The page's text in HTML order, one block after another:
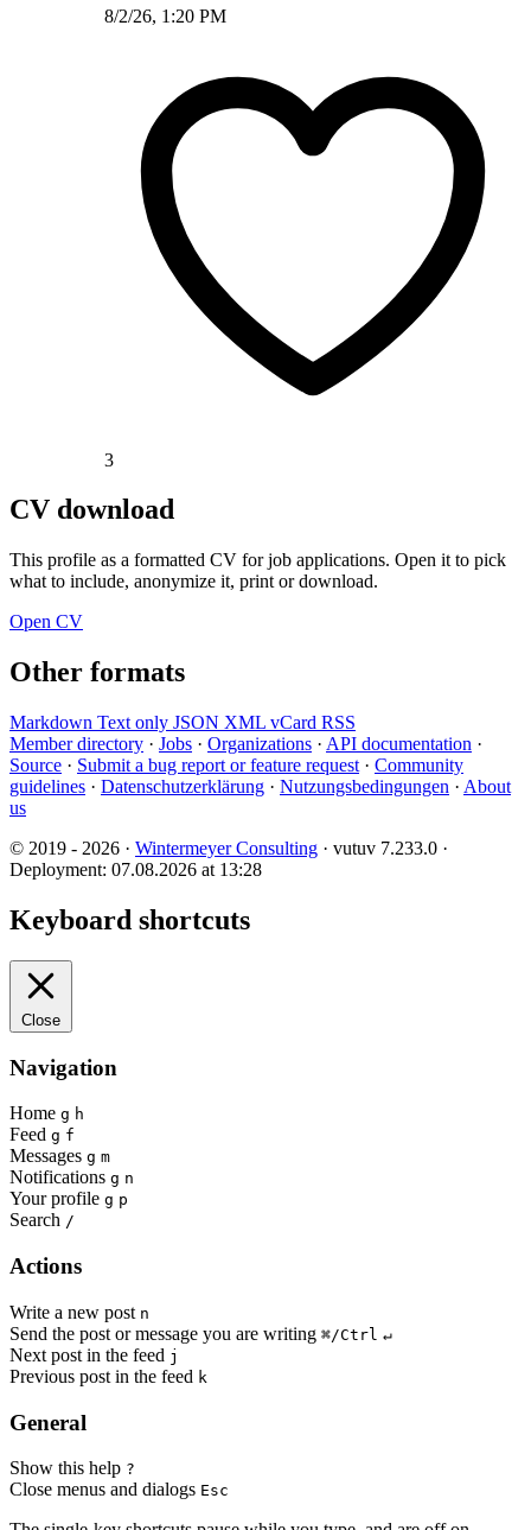
8/2/26, 1:20 PM
3
CV download
This profile as a formatted CV for job applications. Open it to pick
what to include, anonymize it, print or download.
Open CV
Other formats
Markdown Text only JSON XML vCard RSS
Member directory · Jobs · Organizations · API documentation ·
Source · Submit a bug report or feature request · Community
guidelines · Datenschutzerklärung · Nutzungsbedingungen · About
us
© 2019 - 2026 · Wintermeyer Consulting · vutuv 7.233.0 ·
Deployment: 07.08.2026 at 13:28
Keyboard shortcuts
Close
Navigation
Home g h
Feed g f
Messages g m
Notifications g n
Your profile g p
Search /
Actions
Write a new post n
Send the post or message you are writing ⌘/Ctrl ↵
Next post in the feed j
Previous post in the feed k
General
Show this help ?
Close menus and dialogs Esc